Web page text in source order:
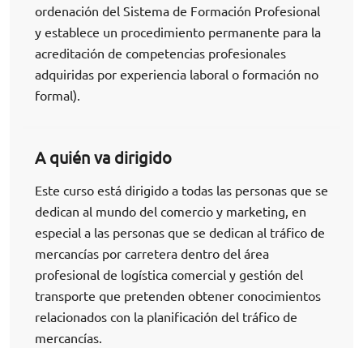
ordenación del Sistema de Formación Profesional
y establece un procedimiento permanente para la
acreditación de competencias profesionales
adquiridas por experiencia laboral o formación no
formal).
A quién va dirigido
Este curso está dirigido a todas las personas que se
dedican al mundo del comercio y marketing, en
especial a las personas que se dedican al tráfico de
mercancías por carretera dentro del área
profesional de logística comercial y gestión del
transporte que pretenden obtener conocimientos
relacionados con la planificación del tráfico de
mercancías.